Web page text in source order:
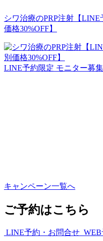
シワ治療のPRP注射【
価格30%OFF】
LINE予約限定 モニター募集
キャンペーン一覧へ
ご予約はこちら
LINE予約・お問合せ WEB